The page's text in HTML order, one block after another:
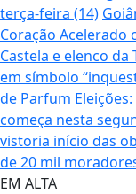
terça-feira (14)
Coração Acelerado
Castela e elenco da
em símbolo
de Parfum
começa nesta
vistoria início das
de 20 mil
EM ALTA